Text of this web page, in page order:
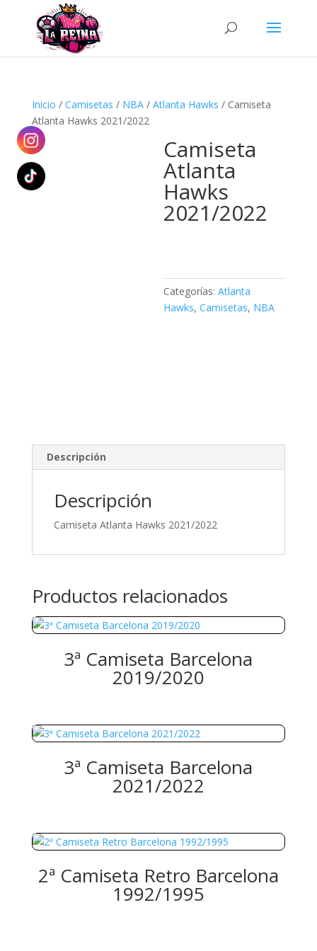
Búsqueda
productos
Inicio / Camisetas / NBA/ Atlanta Hawks / Camiseta
Atlanta Hawks 2021/2022
Camiseta
Atlanta
Hawks
2021/2022
Categorías:Atlanta
Hawks,Camisetas, NBA
Descripción
Descripción
Camiseta Atlanta Hawks 2021/2022
Productos relacionados
3ª Camiseta Barcelona
2019/2020
3ª Camiseta Barcelona
2021/2022
2ª Camiseta Retro Barcelona
1992/1995